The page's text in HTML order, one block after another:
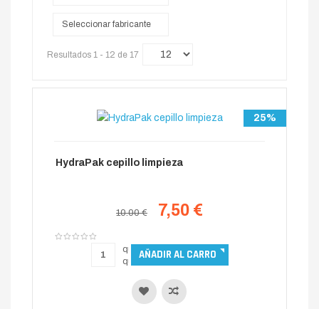
Seleccionar fabricante
Resultados 1 - 12 de 17
25%
HydraPak cepillo limpieza
10.00 € 7,50 €